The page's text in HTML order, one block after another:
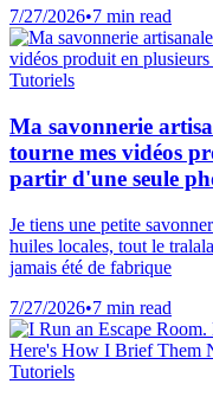
7/27/2026•7 min read
Tutoriels
Ma savonnerie
tourne mes vidéos
partir d'une seule
Je tiens une petite
huiles locales, tout le
jamais été de fabrique
7/27/2026•7 min read
Tutoriels